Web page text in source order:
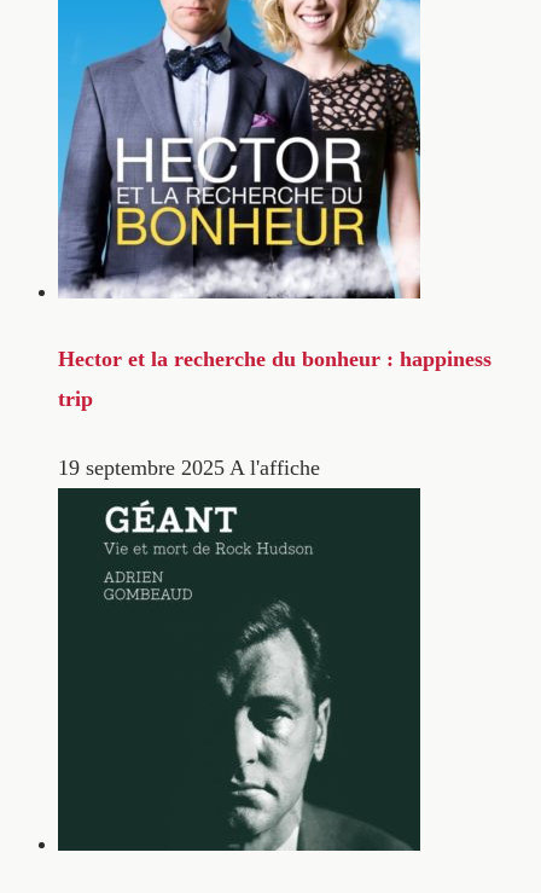
Hector et la recherche du bonheur : happiness
trip
19 septembre 2025 A l'affiche